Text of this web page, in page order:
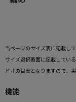
当ページのサイズ表に記載し
サイズ選択画面に記載してい
ド寸の目安となりますので、
機能